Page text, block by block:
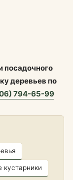
посадочного
деревьев по
794-65-99
кустарники